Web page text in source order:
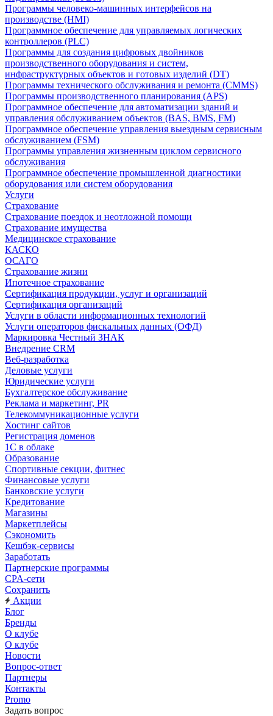
Программы человеко-машинных интерфейсов на
производстве (HMI)
Программное обеспечение для управляемых логических
контроллеров (PLC)
Программы для создания цифровых двойников
производственного оборудования и систем,
инфраструктурных объектов и готовых изделий (DT)
Программы технического обслуживания и ремонта (CMMS)
Программы производственного планирования (APS)
Программное обеспечение для автоматизации зданий и
управления обслуживанием объектов (BAS, BMS, FM)
Программное обеспечение управления выездным сервисным
обслуживанием (FSM)
Программы управления жизненным циклом сервисного
обслуживания
Программное обеспечение промышленной диагностики
оборудования или систем оборудования
Услуги
Страхование
Страхование поездок и неотложной помощи
Страхование имущества
Медицинское страхование
КАСКО
ОСАГО
Страхование жизни
Ипотечное страхование
Сертификация продукции, услуг и организаций
Сертификация организаций
Услуги в области информационных технологий
Услуги операторов фискальных данных (ОФД)
Маркировка Честный ЗНАК
Внедрение CRM
Веб-разработка
Деловые услуги
Юридические услуги
Бухгалтерское обслуживание
Реклама и маркетинг, PR
Телекоммуникационные услуги
Хостинг сайтов
Регистрация доменов
1С в облаке
Образование
Спортивные секции, фитнес
Финансовые услуги
Банковские услуги
Кредитование
Магазины
Маркетплейсы
Сэкономить
Кешбэк-сервисы
Заработать
Партнерские программы
CPA-сети
Сохранить
Акции
Блог
Бренды
О клубе
О клубе
Новости
Вопрос-ответ
Партнеры
Контакты
Promo
Задать вопрос